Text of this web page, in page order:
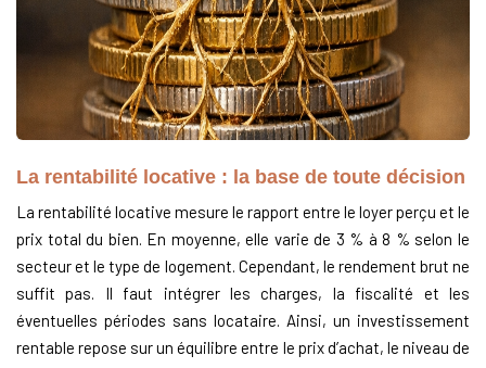
La rentabilité locative : la base de toute décision
La rentabilité locative mesure le rapport entre le loyer perçu et le
prix total du bien. En moyenne, elle varie de 3 % à 8 % selon le
secteur et le type de logement. Cependant, le rendement brut ne
suffit pas. Il faut intégrer les charges, la fiscalité et les
éventuelles périodes sans locataire. Ainsi, un investissement
rentable repose sur un équilibre entre le prix d’achat, le niveau de